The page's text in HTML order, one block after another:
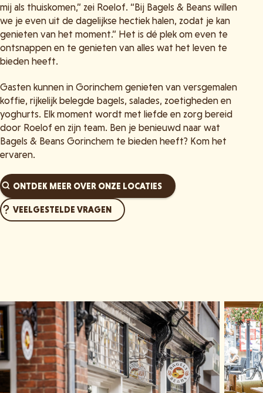
mij als thuiskomen,” zei Roelof. “Bij Bagels & Beans willen
we je even uit de dagelijkse hectiek halen, zodat je kan
genieten van het moment.” Het is dé plek om even te
ontsnappen en te genieten van alles wat het leven te
bieden heeft.
Gasten kunnen in Gorinchem genieten van versgemalen
koffie, rijkelijk belegde bagels, salades, zoetigheden en
yoghurts. Elk moment wordt met liefde en zorg bereid
door Roelof en zijn team. Ben je benieuwd naar wat
Bagels & Beans Gorinchem te bieden heeft? Kom het
ervaren.
ONTDEK MEER OVER ONZE LOCATIES
VEELGESTELDE VRAGEN